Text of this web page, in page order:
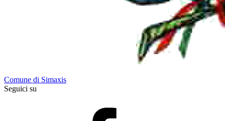
Comune di Simaxis
Seguici su